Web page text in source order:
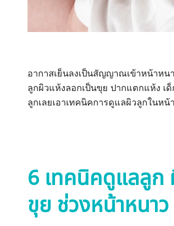
อากาสเย็นลงเป็นสัญญาณเข้าหน้าหน
ลูกผิวแห้งลอกเป็นขุย ปากแตกแห้ง เ
ลูกเลยเอาเทคนิคการดูแลผิวลูกในห
6 เทคนิคดูแลลูก
ขุย ช่วงหน้าหนาว